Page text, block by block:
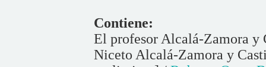
Contiene:
El profesor Alcalá-Zamora
Niceto Alcalá-Zamora y